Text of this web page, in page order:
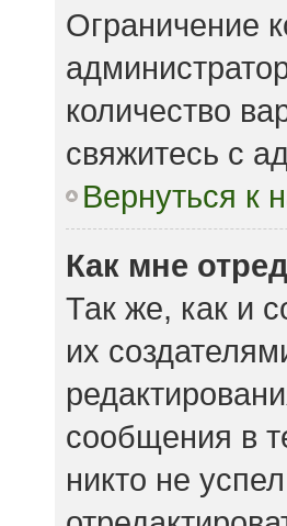
Ограничение
количество
свяжитесь с
Вернуться к
Как мне
Так же, как и
их
сообщения в
никто не